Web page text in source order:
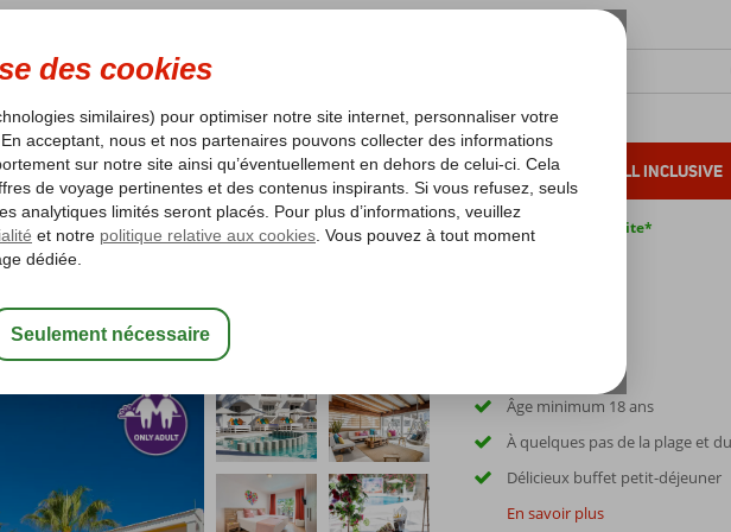
LAST MINUTES SOLEIL D'HIVER VACANCES AU SOLEIL ALL INCLUSIVE
Garantie du prix le plus bas* Pas de surcharge carburant Annulation gratuite*
Âge minimum 18 ans
À quelques pas de la plage et
Délicieux buffet petit-déjeuner
En savoir plus